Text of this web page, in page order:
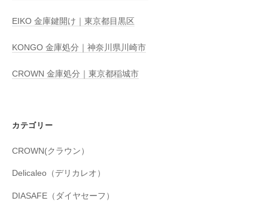
EIKO 金庫鍵開け｜東京都目黒区
KONGO 金庫処分｜神奈川県川崎市
CROWN 金庫処分｜東京都稲城市
カテゴリー
CROWN(クラウン）
Delicaleo（デリカレオ）
DIASAFE（ダイヤセーフ）